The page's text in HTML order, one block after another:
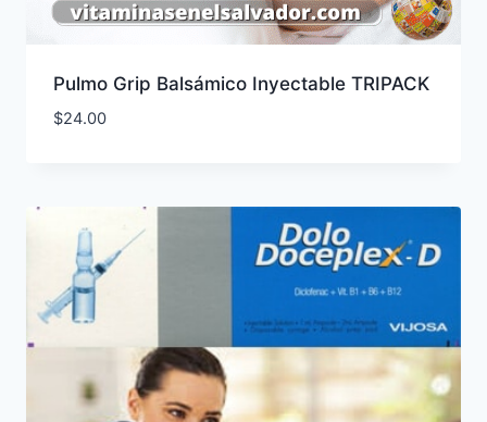
Pulmo Grip Balsámico Inyectable TRIPACK
$24.00